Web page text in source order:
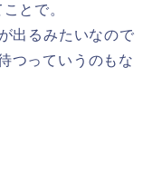
とで。
出るみたいなので
つっていうのもな